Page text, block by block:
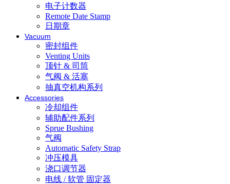
电子计数器
Remote Date Stamp
日期章
Vacuum
密封组件
Venting Units
顶针 & 司筒
气阀 & 活塞
抽真空机构系列
Accessories
冷却组件
辅助配件系列
Sprue Bushing
气阀
Automatic Safety Strap
冲压模具
浇口调节器
电线 / 软管 固定器